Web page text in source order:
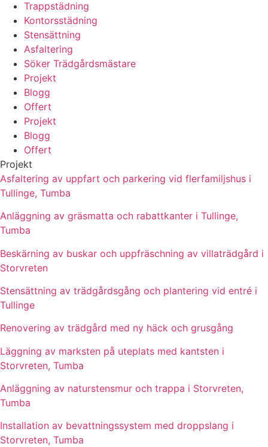
Trappstädning
Kontorsstädning
Stensättning
Asfaltering
Söker Trädgårdsmästare
Projekt
Blogg
Offert
Projekt
Blogg
Offert
Projekt
Asfaltering av uppfart och parkering vid flerfamiljshus i
Tullinge, Tumba
Anläggning av gräsmatta och rabattkanter i Tullinge,
Tumba
Beskärning av buskar och uppfräschning av villaträdgård i
Storvreten
Stensättning av trädgårdsgång och plantering vid entré i
Tullinge
Renovering av trädgård med ny häck och grusgång
Läggning av marksten på uteplats med kantsten i
Storvreten, Tumba
Anläggning av naturstensmur och trappa i Storvreten,
Tumba
Installation av bevattningssystem med droppslang i
Storvreten, Tumba